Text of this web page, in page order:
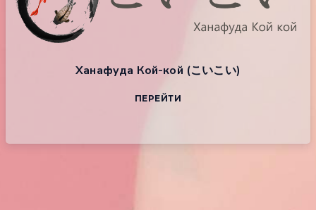
Ханафуда Кой-кой (こいこい)
ПЕРЕЙТИ